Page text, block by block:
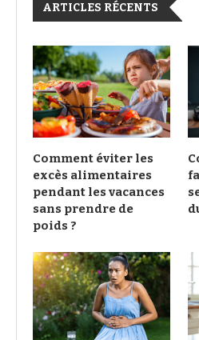
ARTICLES RÉCENTS
Comment éviter les
excès alimentaires
pendant les vacances
sans prendre de
poids ?